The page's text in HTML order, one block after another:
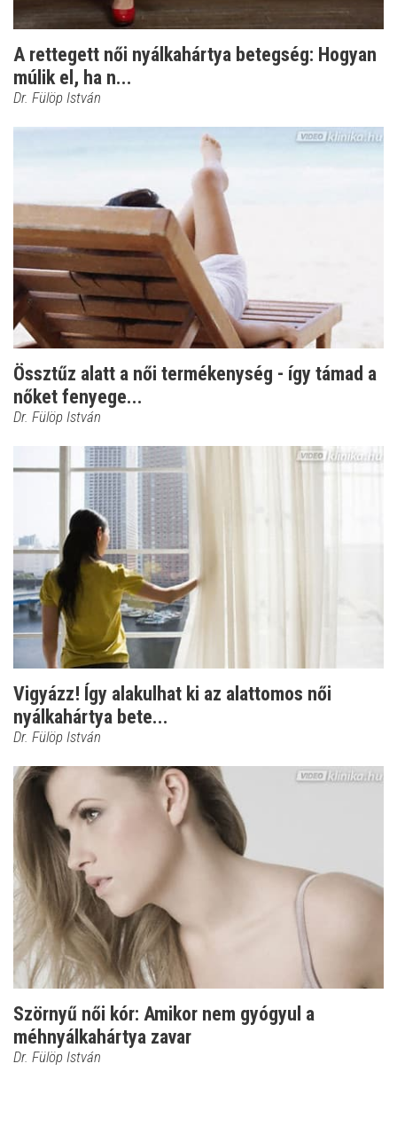
A rettegett női nyálkahártya betegség: Hogyan
múlik el, ha n...
Dr. Fülöp István
Össztűz alatt a női termékenység - így támad a
nőket fenyege...
Dr. Fülöp István
Vigyázz! Így alakulhat ki az alattomos női
nyálkahártya bete...
Dr. Fülöp István
Szörnyű női kór: Amikor nem gyógyul a
méhnyálkahártya zavar
Dr. Fülöp István